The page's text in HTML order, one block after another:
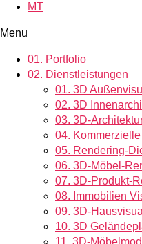
MT
Menu
01. Portfolio
02. Dienstleistungen
01. 3D
02. 3D
03. 3D-
04.
05. Rendering-
06. 3D-Möbel-
07. 3D-Produkt-
08. Immobilien
09. 3D-
10. 3D
11. 3D-